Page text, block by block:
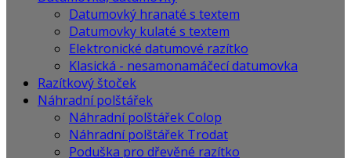
Datumovký hranaté s textem
Datumovky kulaté s textem
Elektronické datumové razítko
Klasická - nesamonamáčecí datumovka
Razítkový štoček
Náhradní polštářek
Náhradní polštářek Colop
Náhradní polštářek Trodat
Poduška pro dřevěné razítko